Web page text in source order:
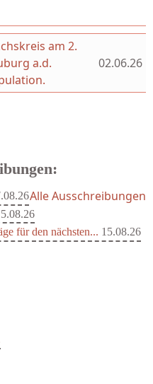
am 2.
a.d.
02.06.26
für den nächsten... 15.08.26
Alle Ausschreibungen